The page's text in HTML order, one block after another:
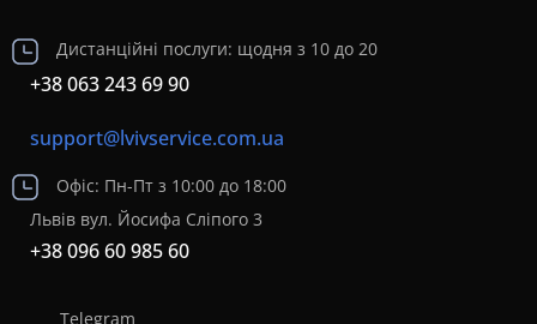
Дистанційні послуги: щодня з 10 до 20
+38 063 243 69 90
support@lvivservice.com.ua
Офіс: Пн-Пт з 10:00 до 18:00
Львів вул. Йосифа Сліпого 3
+38 096 60 985 60
Telegram